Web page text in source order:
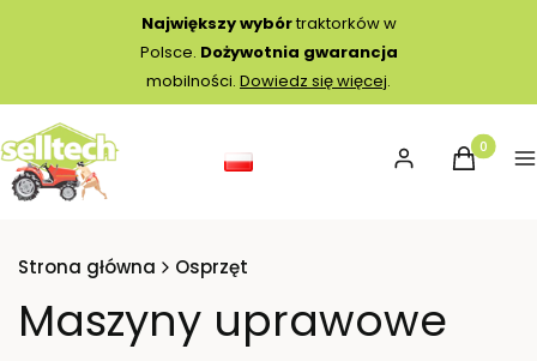
Największy wybórtraktorków w
Polsce. Dożywotnia gwarancja
mobilności. Dowiedz się więcej.
Zaloguj sięProdukty
Koszyk
Strona główna Osprzęt
Maszyny uprawowe